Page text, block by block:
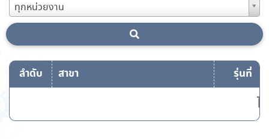
ทุกหน่วยงาน
ลำดับ สาขา รุ่นที่
ไ